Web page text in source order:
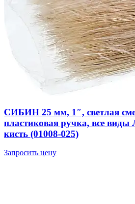
СИБИН 25 мм, 1″, светлая
пластиковая ручка, все
кисть (01008-025)
Запросить цену